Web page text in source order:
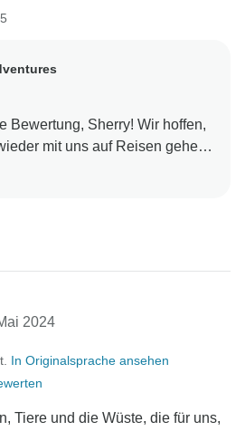
Bewertung, Sherry! Wir hoffen,
mit uns auf Reisen gehen
2024
In Originalsprache ansehen
Tiere und die Wüste, die für uns,